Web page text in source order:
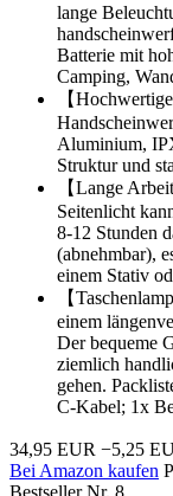
lange
Batterie mit
Camping,
【
Aluminium,
Struktur und
【Lange
Seitenlicht
8-12 Stunden
(abnehmbar),
einem Stativ
【
einem
Der bequeme
ziemlich
gehen.
C-Kabel; 1x
34,95 EUR −5,25
Bei Amazon kaufen
Bestseller Nr. 8